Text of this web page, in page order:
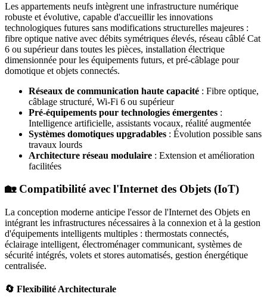
Les appartements neufs intègrent une infrastructure numérique
robuste et évolutive, capable d'accueillir les innovations
technologiques futures sans modifications structurelles majeures :
fibre optique native avec débits symétriques élevés, réseau câblé Cat
6 ou supérieur dans toutes les pièces, installation électrique
dimensionnée pour les équipements futurs, et pré-câblage pour
domotique et objets connectés.
Réseaux de communication haute capacité : Fibre optique,
câblage structuré, Wi-Fi 6 ou supérieur
Pré-équipements pour technologies émergentes :
Intelligence artificielle, assistants vocaux, réalité augmentée
Systèmes domotiques upgradables : Évolution possible sans
travaux lourds
Architecture réseau modulaire : Extension et amélioration
facilitées
🏡 Compatibilité avec l'Internet des Objets (IoT)
La conception moderne anticipe l'essor de l'Internet des Objets en
intégrant les infrastructures nécessaires à la connexion et à la gestion
d'équipements intelligents multiples : thermostats connectés,
éclairage intelligent, électroménager communicant, systèmes de
sécurité intégrés, volets et stores automatisés, gestion énergétique
centralisée.
🔄 Flexibilité Architecturale